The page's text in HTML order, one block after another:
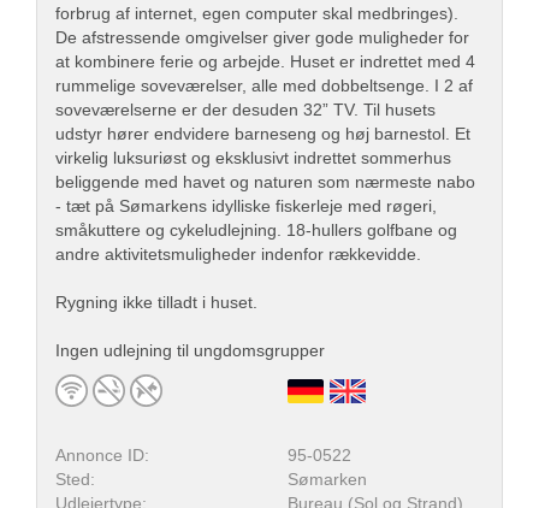
forbrug af internet, egen computer skal medbringes).
De afstressende omgivelser giver gode muligheder for
at kombinere ferie og arbejde. Huset er indrettet med 4
rummelige soveværelser, alle med dobbeltsenge. I 2 af
soveværelserne er der desuden 32” TV. Til husets
udstyr hører endvidere barneseng og høj barnestol. Et
virkelig luksuriøst og eksklusivt indrettet sommerhus
beliggende med havet og naturen som nærmeste nabo
- tæt på Sømarkens idylliske fiskerleje med røgeri,
småkuttere og cykeludlejning. 18-hullers golfbane og
andre aktivitetsmuligheder indenfor rækkevidde.
Rygning ikke tilladt i huset.
Ingen udlejning til ungdomsgrupper
Annonce ID:
95-0522
Sted:
Sømarken
Udlejertype:
Bureau (Sol og Strand)